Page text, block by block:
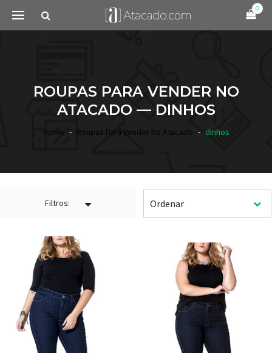
0
ROUPAS PARA VENDER NO
ATACADO — DINHOS
Home Roupas Para Vender No Atacado dinhos
Filtros: